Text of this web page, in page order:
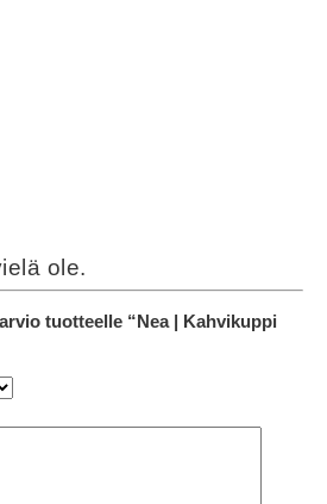
ole.
tuotteelle “Nea | Kahvikuppi